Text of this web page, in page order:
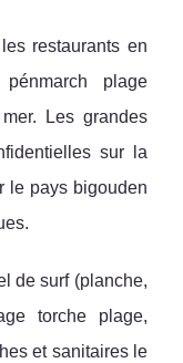
restaurants en
plage
Les grandes
sur la
le pays bigouden
de surf (planche,
torche plage,
et sanitaires le